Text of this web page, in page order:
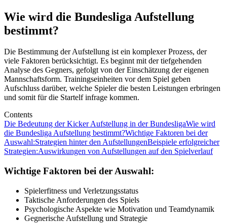
Wie wird die Bundesliga Aufstellung
bestimmt?
Die Bestimmung der Aufstellung ist ein komplexer Prozess, der
viele Faktoren berücksichtigt. Es beginnt mit der tiefgehenden
Analyse des Gegners, gefolgt von der Einschätzung der eigenen
Mannschaftsform. Trainingseinheiten vor dem Spiel geben
Aufschluss darüber, welche Spieler die besten Leistungen erbringen
und somit für die Startelf infrage kommen.
Contents
Die Bedeutung der Kicker Aufstellung in der BundesligaWie wird
die Bundesliga Aufstellung bestimmt?Wichtige Faktoren bei der
Auswahl:Strategien hinter den AufstellungenBeispiele erfolgreicher
Strategien:Auswirkungen von Aufstellungen auf den Spielverlauf
Wichtige Faktoren bei der Auswahl:
Spielerfitness und Verletzungsstatus
Taktische Anforderungen des Spiels
Psychologische Aspekte wie Motivation und Teamdynamik
Gegnerische Aufstellung und Strategie